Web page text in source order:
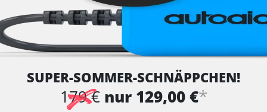
SUPER-SOMMER-SCHNÄPPCHEN!
179 € nur 129,00 €*